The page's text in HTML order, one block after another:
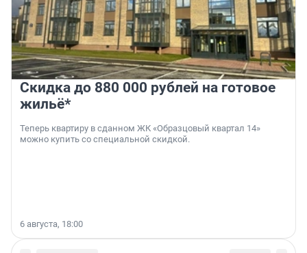
Скидка до 880 000 рублей на готовое
жильё*
Теперь квартиру в сданном ЖК «Образцовый квартал 14»
можно купить со специальной скидкой.
6 августа, 18:00